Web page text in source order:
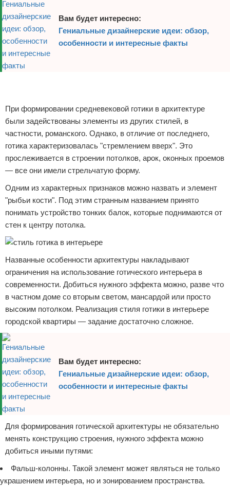
Вам будет интересно:
Гениальные дизайнерские идеи: обзор,
особенности и интересные факты
При формировании средневековой готики в архитектуре
были задействованы элементы из других стилей, в
частности, романского. Однако, в отличие от последнего,
готика характеризовалась "стремлением вверх". Это
прослеживается в строении потолков, арок, оконных проемов
— все они имели стрельчатую форму.
Одним из характерных признаков можно назвать и элемент
"рыбьи кости". Под этим странным названием принято
понимать устройство тонких балок, которые поднимаются от
стен к центру потолка.
Названные особенности архитектуры накладывают
ограничения на использование готического интерьера в
современности. Добиться нужного эффекта можно, разве что
в частном доме со вторым светом, мансардой или просто
высоким потолком. Реализация стиля готики в интерьере
городской квартиры — задание достаточно сложное.
Вам будет интересно:
Гениальные дизайнерские идеи: обзор,
особенности и интересные факты
Для формирования готической архитектуры не обязательно
менять конструкцию строения, нужного эффекта можно
добиться иными путями:
Фальш-колонны. Такой элемент может являться не только
украшением интерьера, но и зонированием пространства.